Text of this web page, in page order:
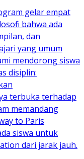
gelar empat
bahwa ada
dan
yang umum
mendorong siswa
disiplin:
terbuka terhadap
memandang
to Paris
siswa untuk
dari jarak jauh.